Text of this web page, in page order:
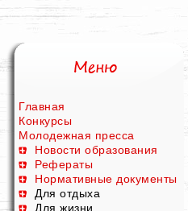
Главная
Конкурсы
Молодежная пресса
Новости образования
Рефераты
Нормативные документы
Для отдыха
Для жизни